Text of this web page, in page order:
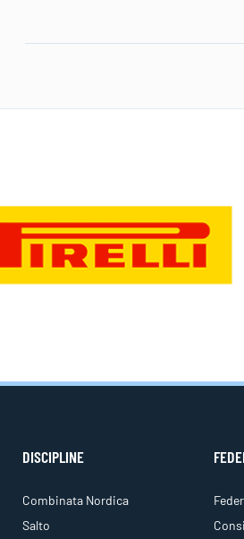
DISCIPLINE
Combinata Nordica
Salto